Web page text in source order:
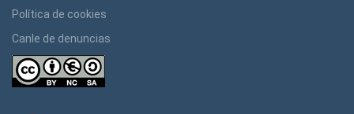
Política de cookies
Canle de denuncias